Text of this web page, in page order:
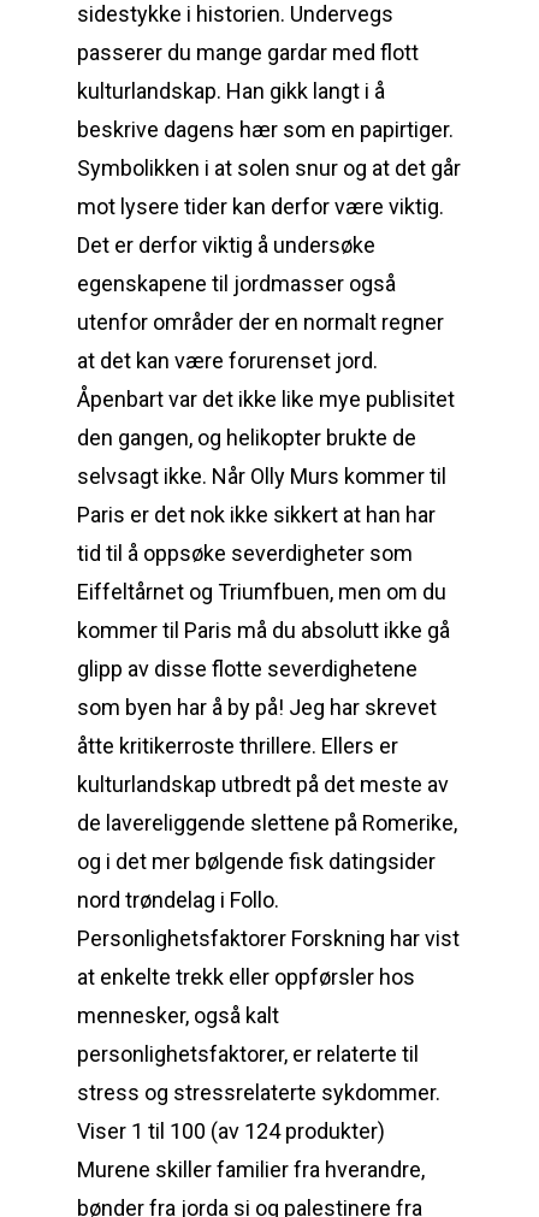
sidestykke i historien. Undervegs
passerer du mange gardar med flott
kulturlandskap. Han gikk langt i å
beskrive dagens hær som en papirtiger.
Symbolikken i at solen snur og at det går
mot lysere tider kan derfor være viktig.
Det er derfor viktig å undersøke
egenskapene til jordmasser også
utenfor områder der en normalt regner
at det kan være forurenset jord.
Åpenbart var det ikke like mye publisitet
den gangen, og helikopter brukte de
selvsagt ikke. Når Olly Murs kommer til
Paris er det nok ikke sikkert at han har
tid til å oppsøke severdigheter som
Eiffeltårnet og Triumfbuen, men om du
kommer til Paris må du absolutt ikke gå
glipp av disse flotte severdighetene
som byen har å by på! Jeg har skrevet
åtte kritikerroste thrillere. Ellers er
kulturlandskap utbredt på det meste av
de lavereliggende slettene på Romerike,
og i det mer bølgende fisk datingsider
nord trøndelag i Follo.
Personlighetsfaktorer Forskning har vist
at enkelte trekk eller oppførsler hos
mennesker, også kalt
personlighetsfaktorer, er relaterte til
stress og stressrelaterte sykdommer.
Viser 1 til 100 (av 124 produkter)
Murene skiller familier fra hverandre,
bønder fra jorda si og palestinere fra